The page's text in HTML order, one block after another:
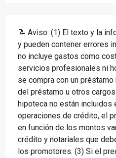
📝 Aviso: (1) El texto y la
y pueden contener errores
no incluye gastos como
servicios profesionales ni
se compra con un
del préstamo u otros
hipoteca no están incluidos
operaciones de crédito, el
en función de los montos
crédito y notariales que
los promotores. (3) Si el